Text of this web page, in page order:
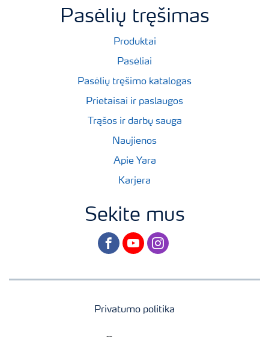
Pasėlių tręšimas
Produktai
Pasėliai
Pasėlių tręšimo katalogas
Prietaisai ir paslaugos
Trąšos ir darbų sauga
Naujienos
Apie Yara
Karjera
Sekite mus
facebookyoutubeinstagram
Privatumo politika